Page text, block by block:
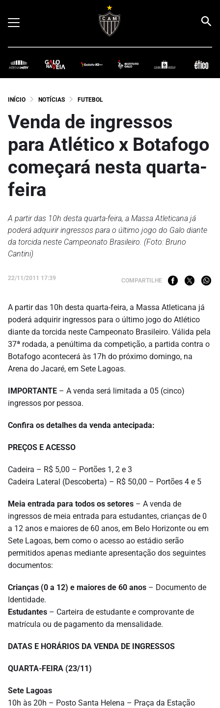
INÍCIO NOTÍCIAS FUTEBOL
Venda de ingressos
para Atlético x Botafogo
começará nesta quarta-
feira
A partir das 10h desta quarta-feira, a Massa Atleticana já
poderá adquirir ingressos para o último jogo do Galo diante
da torcida neste Campeonato Brasileiro. (Foto: Bruno
Cantini)
22/11/2011 17:39 COMPARTILHE
A partir das 10h desta quarta-feira, a Massa Atleticana já
poderá adquirir ingressos para o último jogo do Atlético
diante da torcida neste Campeonato Brasileiro. Válida pela
37ª rodada, a penúltima da competição, a partida contra o
Botafogo acontecerá às 17h do próximo domingo, na
Arena do Jacaré, em Sete Lagoas.
IMPORTANTE – A venda será limitada a 05 (cinco)
ingressos por pessoa.
Confira os detalhes da venda antecipada:
PREÇOS E ACESSO
Cadeira – R$ 5,00 – Portões 1, 2 e 3
Cadeira Lateral (Descoberta) – R$ 50,00 – Portões 4 e 5
Meia entrada para todos os setores – A venda de
ingressos de meia entrada para estudantes, crianças de 0
a 12 anos e maiores de 60 anos, em Belo Horizonte ou em
Sete Lagoas, bem como o acesso ao estádio serão
permitidos apenas mediante apresentação dos seguintes
documentos:
Crianças (0 a 12) e maiores de 60 anos – Documento de
Identidade.
Estudantes – Carteira de estudante e comprovante de
matrícula ou de pagamento da mensalidade.
DATAS E HORÁRIOS DA VENDA DE INGRESSOS
QUARTA-FEIRA (23/11)
Sete Lagoas
10h às 20h – Posto Santa Helena – Praça da Estação